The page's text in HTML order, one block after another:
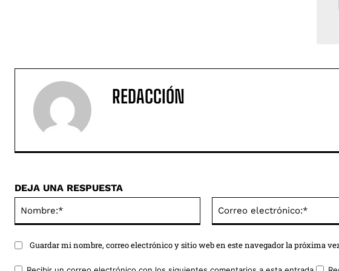
REDACCIÓN
DEJA UNA RESPUESTA
Guardar mi nombre, correo electrónico y sitio web en este navegador la próxima